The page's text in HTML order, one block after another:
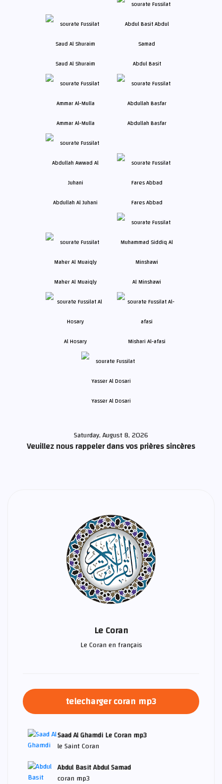
Saud Al Shuraim Abdul Basit
Ammar Al-Mulla Abdullah Basfar
Abdullah Al Juhani Fares Abbad
Maher Al Muaiqly Al Minshawi
Al Hosary Mishari Al-afasi
Yasser Al Dosari
Saturday, August 8, 2026
Veuillez nous rappeler dans vos prières sincères
Le Coran
Le Coran en français
telecharger coran mp3
Saad Al Ghamdi Le Coran mp3
le Saint Coran
Abdul Basit Abdul Samad
coran mp3